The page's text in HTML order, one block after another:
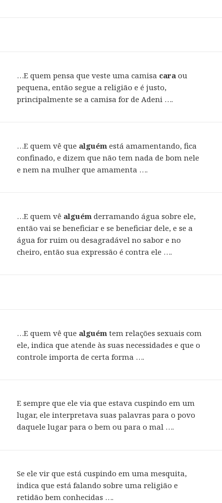
…E quem pensa que veste uma camisa cara ou
pequena, então segue a religião e é justo,
principalmente se a camisa for de Adeni ….
…E quem vê que alguém está amamentando, fica
confinado, e dizem que não tem nada de bom nele
e nem na mulher que amamenta ….
…E quem vê alguém derramando água sobre ele,
então vai se beneficiar e se beneficiar dele, e se a
água for ruim ou desagradável no sabor e no
cheiro, então sua expressão é contra ele ….
…E quem vê que alguém tem relações sexuais com
ele, indica que atende às suas necessidades e que o
controle importa de certa forma ….
E sempre que ele via que estava cuspindo em um
lugar, ele interpretava suas palavras para o povo
daquele lugar para o bem ou para o mal ….
Se ele vir que está cuspindo em uma mesquita,
indica que está falando sobre uma religião e
retidão bem conhecidas ….